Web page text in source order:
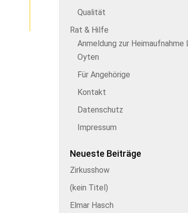
Qualität
Rat & Hilfe
Anmeldung zur Heimaufnahme
Oyten
Für Angehörige
Kontakt
Datenschutz
Impressum
Neueste Beiträge
Zirkusshow
(kein Titel)
Elmar Hasch